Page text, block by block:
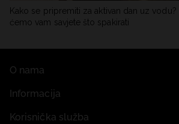
Kako se pripremiti za aktivan dan uz vodu?
ćemo vam savjete što spakirati
O nama
Informacija
Korisnička služba